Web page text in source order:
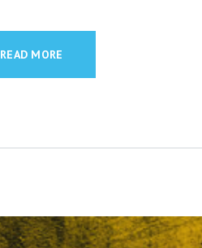
READ MORE